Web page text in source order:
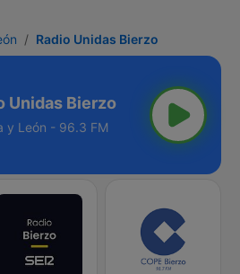
Radio Unidas Bierzo
Unidas Bierzo
y León - 96.3 FM